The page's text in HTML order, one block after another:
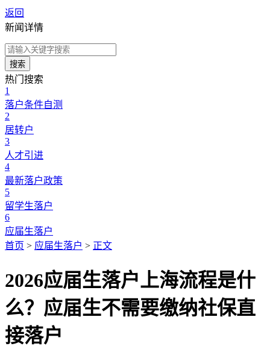
返回
新闻详情
搜索
热门搜索
1
落户条件自测
2
居转户
3
人才引进
4
最新落户政策
5
留学生落户
6
应届生落户
首页 > 应届生落户 > 正文
2026应届生落户上海流程是什
么？应届生不需要缴纳社保直
接落户